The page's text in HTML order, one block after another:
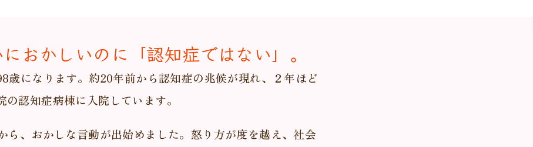
おかしいのに「認知症ではない」。
歳になります。約20年前から認知症の兆候が現れ、２年ほど
の認知症病棟に入院しています。
ら、おかしな言動が出始めました。怒り方が度を越え、社会